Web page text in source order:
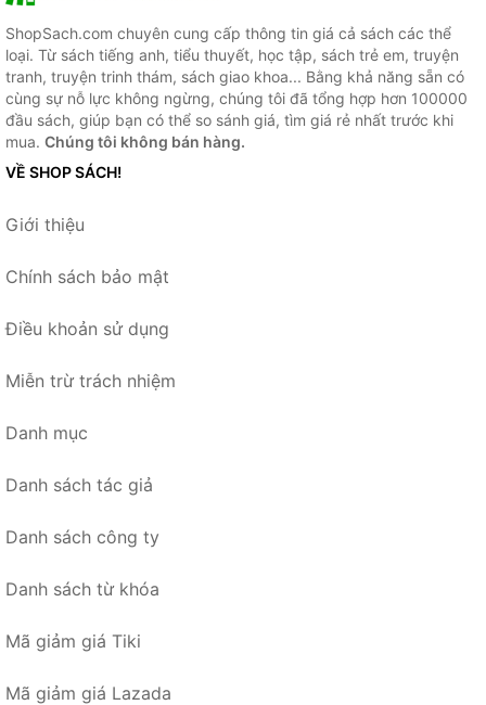
ShopSach.com chuyên cung cấp thông tin giá cả sách các thể
loại. Từ sách tiếng anh, tiểu thuyết, học tập, sách trẻ em, truyện
tranh, truyện trinh thám, sách giao khoa... Bằng khả năng sẵn có
cùng sự nỗ lực không ngừng, chúng tôi đã tổng hợp hơn 100000
đầu sách, giúp bạn có thể so sánh giá, tìm giá rẻ nhất trước khi
mua. Chúng tôi không bán hàng.
VỀ SHOP SÁCH!
Giới thiệu
Chính sách bảo mật
Điều khoản sử dụng
Miễn trừ trách nhiệm
Danh mục
Danh sách tác giả
Danh sách công ty
Danh sách từ khóa
Mã giảm giá Tiki
Mã giảm giá Lazada